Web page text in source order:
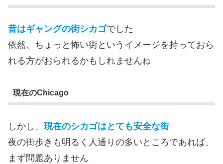
昔はギャングの街シカゴでした
依然、ちょっと怖い街というイメージを持っておら
れる方がおられるかもしれませんね
現在のChicago
しかし、 現在のシカゴはとても安全な街
夜の街歩きも明るく人通りの多いところであれば、
まず問題ありません